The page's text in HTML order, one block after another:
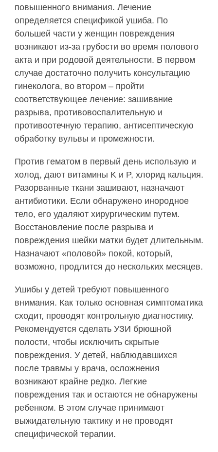
повышенного внимания. Лечение
определяется спецификой ушиба. По
большей части у женщин повреждения
возникают из-за грубости во время полового
акта и при родовой деятельности. В первом
случае достаточно получить консультацию
гинеколога, во втором – пройти
соответствующее лечение: зашивание
разрыва, противовоспалительную и
противоотечную терапию, антисептическую
обработку вульвы и промежности.
Против гематом в первый день использую и
холод, дают витамины K и P, хлорид кальция.
Разорванные ткани зашивают, назначают
антибиотики. Если обнаружено инородное
тело, его удаляют хирургическим путем.
Восстановление после разрыва и
повреждения шейки матки будет длительным.
Назначают «половой» покой, который,
возможно, продлится до нескольких месяцев.
Ушибы у детей требуют повышенного
внимания. Как только основная симптоматика
сходит, проводят контрольную диагностику.
Рекомендуется сделать УЗИ брюшной
полости, чтобы исключить скрытые
повреждения. У детей, наблюдавшихся
после травмы у врача, осложнения
возникают крайне редко. Легкие
повреждения так и остаются не обнаружены
ребенком. В этом случае принимают
выжидательную тактику и не проводят
специфической терапии.